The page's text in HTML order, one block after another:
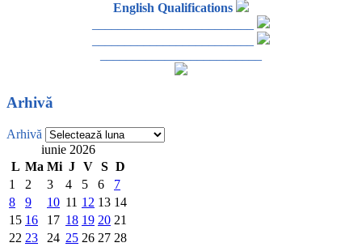
English Qualifications
Arhivă
Arhivă
iunie 2026
L Ma Mi J V S D
1
2 3 4 5 6
7
8
9 10 11 12 13 14
15 16 17 18 19 20 21
22 23 24 25 26 27 28